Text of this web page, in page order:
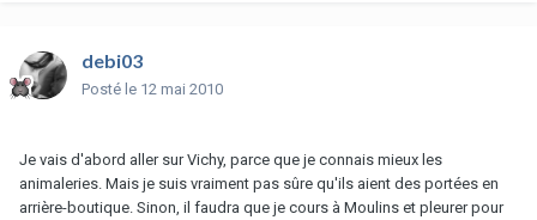
debi03
Posté le 12 mai 2010
Je vais d'abord aller sur Vichy, parce que je connais mieux les
animaleries. Mais je suis vraiment pas sûre qu'ils aient des portées en
arrière-boutique. Sinon, il faudra que je cours à Moulins et pleurer pour